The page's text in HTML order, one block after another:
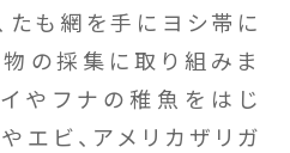
たも網を手にヨシ帯に
の採集に取り組みま
やフナの稚魚をはじ
エビ、アメリカザリガ